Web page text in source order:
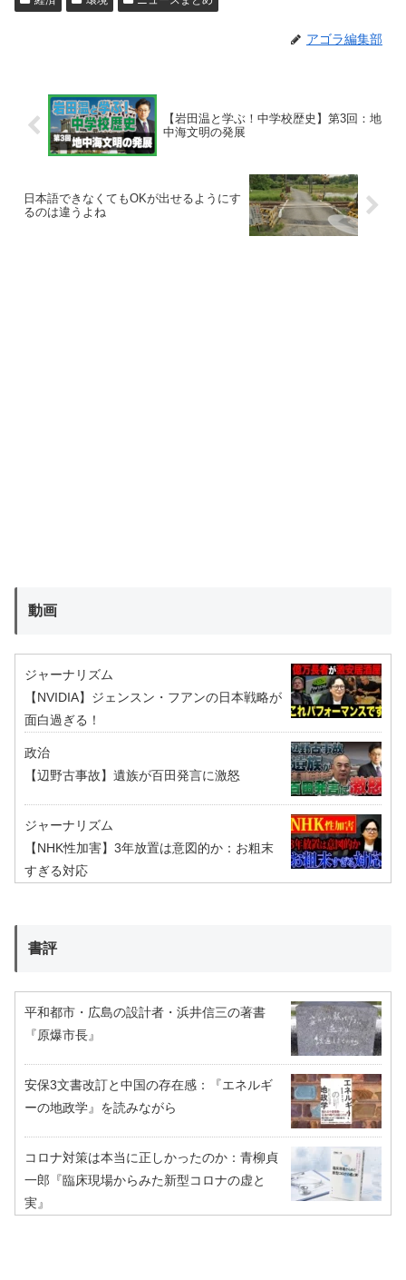
アゴラ編集部
【岩田温と学ぶ！中学校歴史】第3回：地
中海文明の発展
日本語できなくてもOKが出せるようにす
るのは違うよね
動画
ジャーナリズム
【NVIDIA】ジェンスン・フアンの日本戦略が
面白過ぎる！
政治
【辺野古事故】遺族が百田発言に激怒
ジャーナリズム
【NHK性加害】3年放置は意図的か：お粗末
すぎる対応
書評
平和都市・広島の設計者・浜井信三の著書
『原爆市長』
安保3文書改訂と中国の存在感：『エネルギ
ーの地政学』を読みながら
コロナ対策は本当に正しかったのか：青柳貞
一郎『臨床現場からみた新型コロナの虚と
実』